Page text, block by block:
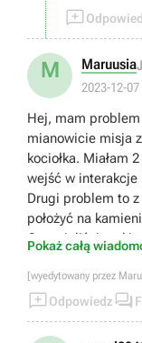

M Maruusia
2023-12-
Hej, mam
mianowicie misja z węgorzem, który trzeba włożyć do
kociołka. Miałam
wejść w interakcje
Drugi problem to z
położyć na
Czy mieliście taki
Pokaż całą
[wyedytowany przez
Odpowiedz 